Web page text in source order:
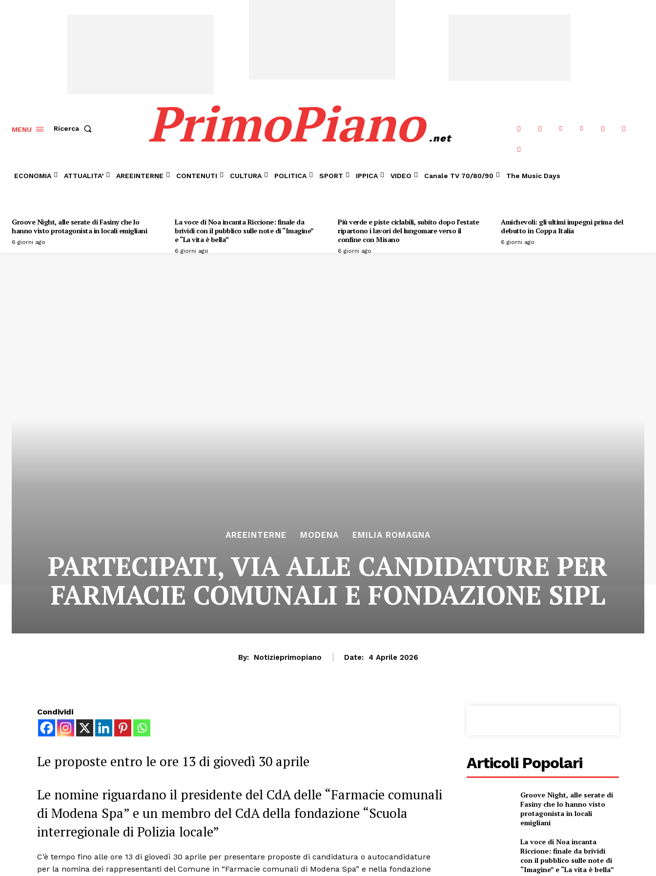
MENU Ricerca PrimoPiano .net
ECONOMIA ATTUALITA’ AREEINTERNE CONTENUTI CULTURA POLITICA SPORT IPPICA VIDEO Canale TV 70/80/90 The Music Days
Groove Night, alle serate di Fasiny che lo
hanno visto protagonista in locali emigliani
6 giorni ago
La voce di Noa incanta Riccione: finale da
brividi con il pubblico sulle note di “Imagine”
e “La vita è bella”
6 giorni ago
Più verde e piste ciclabili, subito dopo l’estate
ripartono i lavori del lungomare verso il
confine con Misano
6 giorni ago
Amichevoli: gli ultimi impegni prima del
debutto in Coppa Italia
6 giorni ago
AREEINTERNE MODENA EMILIA ROMAGNA
PARTECIPATI, VIA ALLE CANDIDATURE PER
FARMACIE COMUNALI E FONDAZIONE SIPL
By: Notizieprimopiano Date: 4 Aprile 2026
Condividi
Le proposte entro le ore 13 di giovedì 30 aprile
Le nomine riguardano il presidente del CdA delle “Farmacie comunali
di Modena Spa” e un membro del CdA della fondazione “Scuola
interregionale di Polizia locale”
C’è tempo fino alle ore 13 di giovedì 30 aprile per presentare proposte di candidatura o autocandidature
per la nomina dei rappresentanti del Comune in “Farmacie comunali di Modena Spa” e nella fondazione
Articoli Popolari
Groove Night, alle serate di
Fasiny che lo hanno visto
protagonista in locali
emigliani
La voce di Noa incanta
Riccione: finale da brividi
con il pubblico sulle note di
“Imagine” e “La vita è bella”